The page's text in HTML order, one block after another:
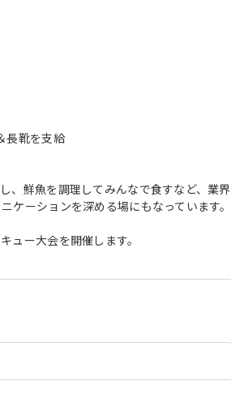
長靴を支給
、鮮魚を調理してみんなで食すなど、業界
ケーションを深める場にもなっています。
ュー大会を開催します。